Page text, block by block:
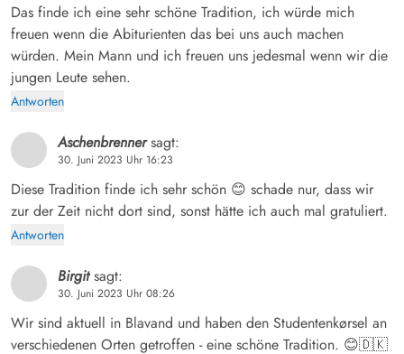
Das finde ich eine sehr schöne Tradition, ich würde mich
freuen wenn die Abiturienten das bei uns auch machen
würden. Mein Mann und ich freuen uns jedesmal wenn wir die
jungen Leute sehen.
Antworten
Aschenbrennersagt:
30. Juni 2023 Uhr 16:23
Diese Tradition finde ich sehr schön 😊 schade nur, dass wir
zur der Zeit nicht dort sind, sonst hätte ich auch mal gratuliert.
Antworten
Birgitsagt:
30. Juni 2023 Uhr 08:26
Wir sind aktuell in Blavand und haben den Studentenkørsel an
verschiedenen Orten getroffen - eine schöne Tradition. 😊🇩🇰